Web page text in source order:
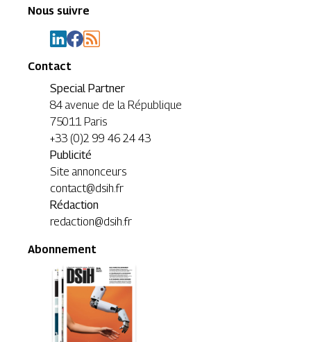
Nous suivre
Contact
Special Partner
84 avenue de la République
75011 Paris
+33 (0)2 99 46 24 43
Publicité
Site annonceurs
contact@dsih.fr
Rédaction
redaction@dsih.fr
Abonnement